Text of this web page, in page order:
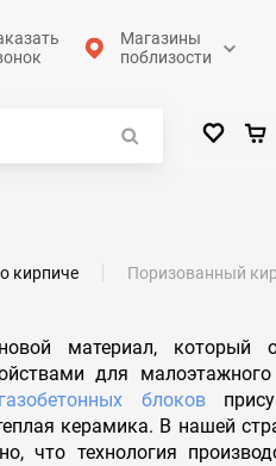
Магазины
поблизости
кирпиче
материал, который
для малоэтажного
газобетонных блоков
керамика. В нашей
что технология